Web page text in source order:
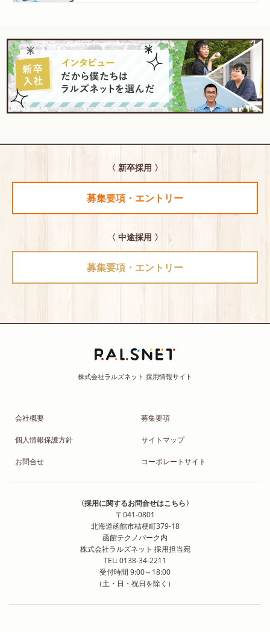
〈 新卒採用 〉
募集要項・エントリー
〈 中途採用 〉
募集要項・エントリー
会社概要 募集要項
個人情報保護方針 サイトマップ
お問合せ コーポレートサイト
〈採用に関するお問合せはこちら〉
〒041-0801
北海道函館市桔梗町379-18
函館テクノパーク内
株式会社ラルズネット 採用担当宛
TEL: 0138-34-2211
受付時間 9:00～18:00
（土・日・祝日を除く）